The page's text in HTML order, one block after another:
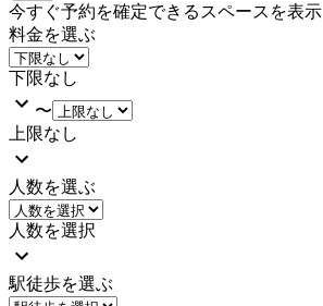
今すぐ予約を確定できるスペースを表示
料金を選ぶ
下限なし
〜
上限なし
人数を選ぶ
人数を選択
駅徒歩を選ぶ